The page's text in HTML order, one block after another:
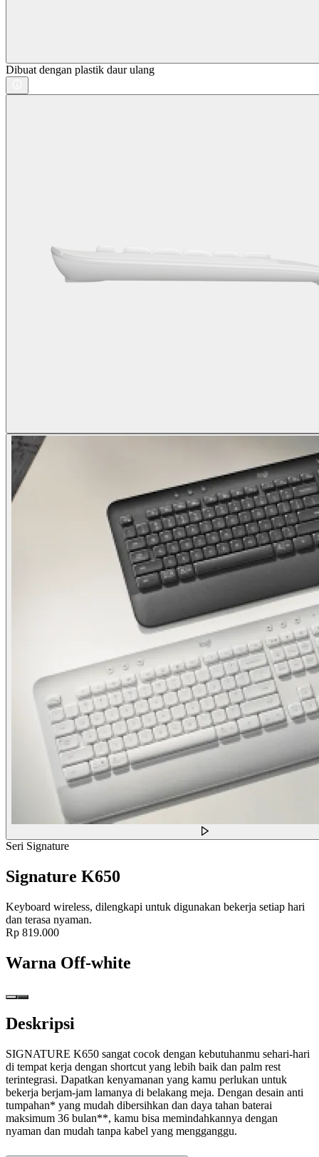
Dibuat dengan plastik daur ulang
Seri Signature
Signature K650
Keyboard wireless, dilengkapi untuk digunakan bekerja setiap hari
dan terasa nyaman.
Rp 819.000
Warna Off-white
Deskripsi
SIGNATURE K650 sangat cocok dengan kebutuhanmu sehari-hari
di tempat kerja dengan shortcut yang lebih baik dan palm rest
terintegrasi. Dapatkan kenyamanan yang kamu perlukan untuk
bekerja berjam-jam lamanya di belakang meja. Dengan desain anti
tumpahan* yang mudah dibersihkan dan daya tahan baterai
maksimum 36 bulan**, kamu bisa memindahkannya dengan
nyaman dan mudah tanpa kabel yang mengganggu.